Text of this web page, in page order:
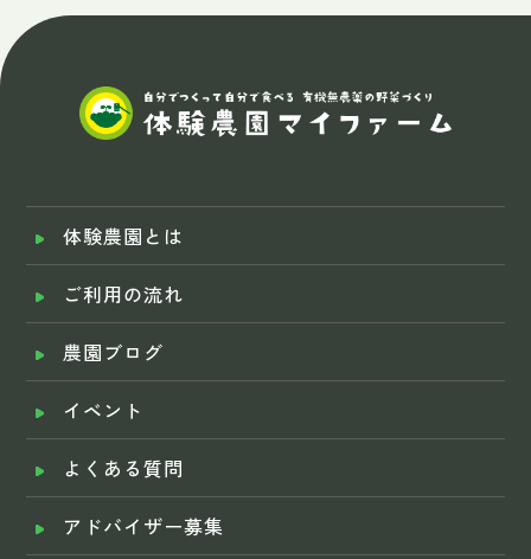
体験農園とは
ご利用の流れ
農園ブログ
イベント
よくある質問
アドバイザー募集